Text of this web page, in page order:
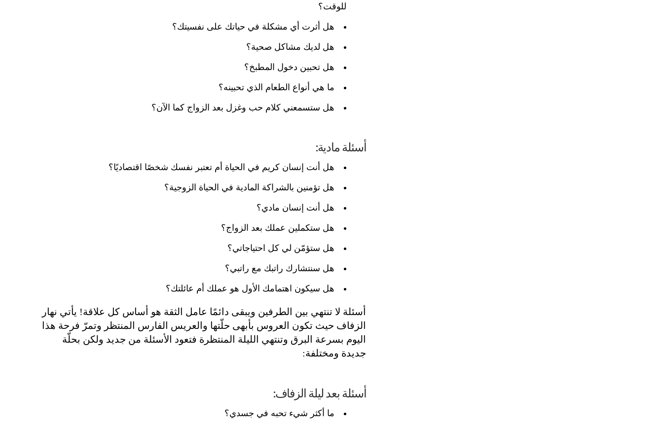
للوقت؟
هل أثرت أي مشكلة في حياتك على نفسيتك؟
هل لديك مشاكل صحية؟
هل تحبين دخول المطبخ؟
ما هي أنواع الطعام الذي تحبينه؟
هل ستسمعني كلام حب وغزل بعد الزواج كما الآن؟
أسئلة مادية:
هل أنت إنسان كريم في الحياة أم تعتبر نفسك شخصًا اقتصاديًا؟
هل تؤمنين بالشراكة المادية في الحياة الزوجية؟
هل أنت إنسان مادي؟
هل ستكملين عملك بعد الزواج؟
هل ستؤمّن لي كل احتياجاتي؟
هل سنتشارك راتبك مع راتبي؟
هل سيكون اهتمامك الأول هو عملك أم عائلتك؟
أسئلة لا تنتهي بين الطرفين ويبقى دائمًا عامل الثقة هو أساس كل علاقة! يأتي نهار
الزفاف حيث تكون العروس بأبهى حلّتها والعريس الفارس المنتظر وتمرّ فرحة هذا
اليوم بسرعة البرق وتنتهي الليلة المنتظرة فتعود الأسئلة من جديد ولكن بحلّة
جديدة ومختلفة:
أسئلة بعد ليلة الزفاف:
ما أكثر شيء تحبه في جسدي؟